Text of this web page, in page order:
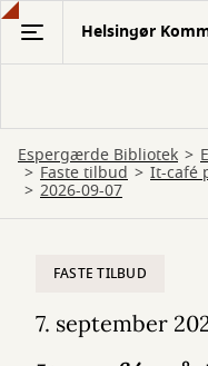
Gå
hovedindhold
Helsingør
Espergærde Bibliotek
Faste tilbud It-café
2026-09-07
FASTE TILBUD
7. september